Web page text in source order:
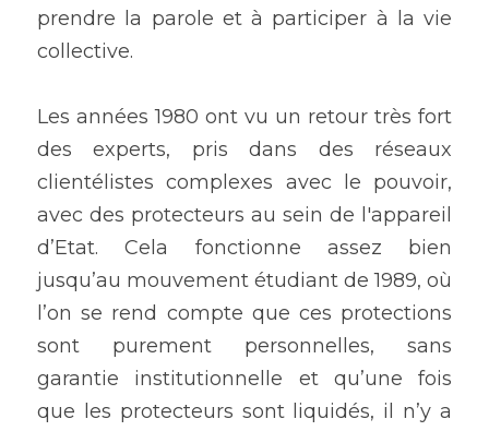
prendre la parole et à participer à la vie
collective.
Les années 1980 ont vu un retour très fort
des experts, pris dans des réseaux
clientélistes complexes avec le pouvoir,
avec des protecteurs au sein de l'appareil
d’Etat. Cela fonctionne assez bien
jusqu’au mouvement étudiant de 1989, où
l’on se rend compte que ces protections
sont purement personnelles, sans
garantie institutionnelle et qu’une fois
que les protecteurs sont liquidés, il n’y a